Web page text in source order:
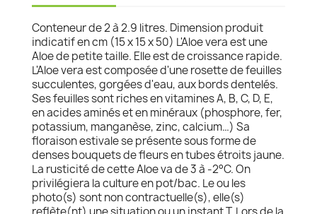
Conteneur de 2 à 2.9 litres. Dimension produit
indicatif en cm (15 x 15 x 50) L'Aloe vera est une
Aloe de petite taille. Elle est de croissance rapide.
L'Aloe vera est composée d'une rosette de feuilles
succulentes, gorgées d'eau, aux bords dentelés.
Ses feuilles sont riches en vitamines A, B, C, D, E,
en acides aminés et en minéraux (phosphore, fer,
potassium, manganèse, zinc, calcium…) Sa
floraison estivale se présente sous forme de
denses bouquets de fleurs en tubes étroits jaune.
La rusticité de cette Aloe va de 3 à -2°C. On
privilégiera la culture en pot/bac. Le ou les
photo(s) sont non contractuelle(s), elle(s)